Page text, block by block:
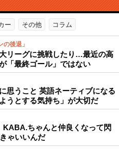
ー その他 コラム
後退」
リーグに挑戦したり…最近の高
「最終ゴール」ではない
思うこと 英語ネーティブになる
うとする気持ち」が大切だ
KABA.ちゃんと仲良くなって閃
ゃいいんだ